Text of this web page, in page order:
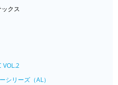
ックス
VOL.2
シリーズ（AL）